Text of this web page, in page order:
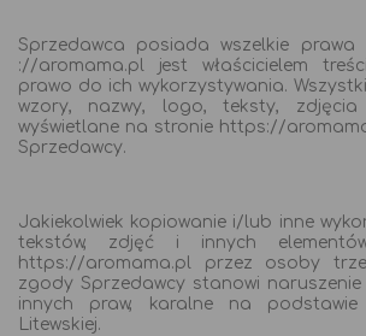
Sprzedawca posiada wszelkie
://aromama.pl jest właścicielem
prawo do ich wykorzystywania.
wzory, nazwy, logo, teksty,
wyświetlane na stronie https://
Sprzedawcy.
Jakiekolwiek kopiowanie i/lub inne
tekstów, zdjęć i innych
https://aromama.pl przez osoby
zgody Sprzedawcy stanowi
innych praw, karalne na podstawie
Litewskiej.